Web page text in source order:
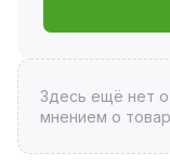
Здесь ещё нет
мнением о